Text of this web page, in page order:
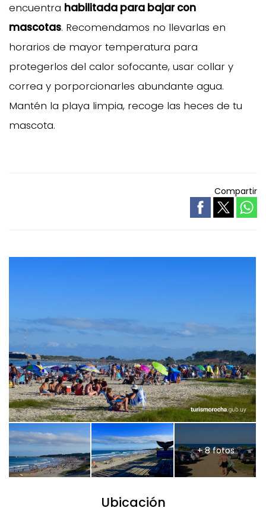
encuentra habilitada para bajar con
mascotas. Recomendamos no llevarlas en
horarios de mayor temperatura para
protegerlos del calor sofocante, usar collar y
correa y porporcionarles abundante agua.
Mantén la playa limpia, recoge las heces de tu
mascota.
Compartir
+ 8 fotos
Ubicación